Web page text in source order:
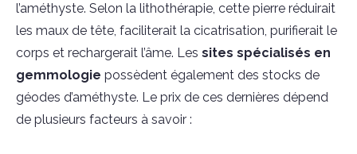
l’améthyste. Selon la lithothérapie, cette pierre réduirait
les maux de tête, faciliterait la cicatrisation, purifierait le
corps et rechargerait l’âme. Les sites spécialisés en
gemmologie possèdent également des stocks de
géodes d’améthyste. Le prix de ces dernières dépend
de plusieurs facteurs à savoir :